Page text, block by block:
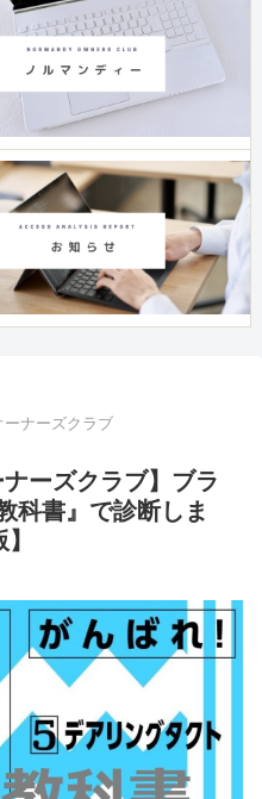
ーナーズクラブ
ナーズクラブ】ブラ
科書』で診断しま